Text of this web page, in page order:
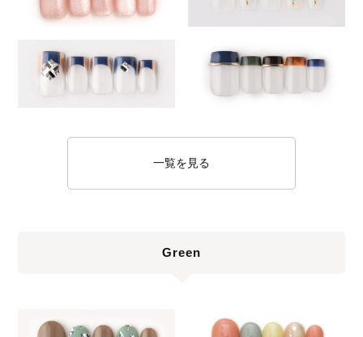
一覧を見る
Green